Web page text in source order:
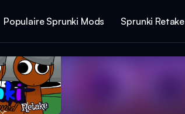
Populaire Sprunki Mods Sprunki Retake